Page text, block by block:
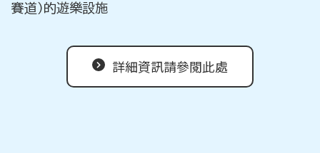
賽道）的遊樂設施
詳細資訊請參閱此處